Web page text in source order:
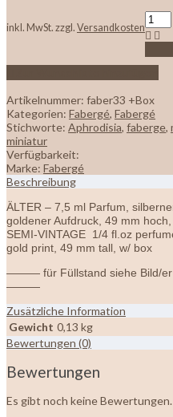
inkl. MwSt. zzgl. Versandkosten
Artikelnummer: faber33 +Box
Kategorien: Fabergé, Fabergé
Stichworte: Aphrodisia, faberge,
miniatur
Verfügbarkeit:
Marke: Fabergé
Beschreibung
ÄLTER – 7,5 ml Parfum,
goldener Aufdruck, 49 mm
SEMI-VINTAGE 1/4 fl.oz
gold print, 49 mm tall, w/ box
——— für Füllstand siehe Bild/
———
Zusätzliche Information
Gewicht 0,13 kg
Bewertungen (0)
Bewertungen
Es gibt noch keine Bewertungen.